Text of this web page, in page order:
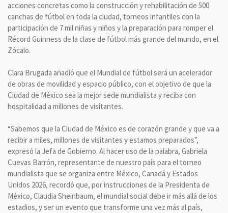
acciones concretas como la construcción y rehabilitación de 500
canchas de fútbol en toda la ciudad, torneos infantiles con la
participación de 7 mil niñas y niños y la preparación para romper el
Récord Guinness de la clase de fútbol más grande del mundo, en el
Zócalo.
Clara Brugada añadió que el Mundial de fútbol será un acelerador
de obras de movilidad y espacio público, con el objetivo de que la
Ciudad de México sea la mejor sede mundialista y reciba con
hospitalidad a millones de visitantes.
“Sabemos que la Ciudad de México es de corazón grande y que va a
recibir a miles, millones de visitantes y estamos preparados”,
expresó la Jefa de Gobierno. Al hacer uso de la palabra, Gabriela
Cuevas Barrón, representante de nuestro país para el torneo
mundialista que se organiza entre México, Canadá y Estados
Unidos 2026, recordó que, por instrucciones de la Presidenta de
México, Claudia Sheinbaum, el mundial social debe ir más allá de los
estadios, y ser un evento que transforme una vez más al país,